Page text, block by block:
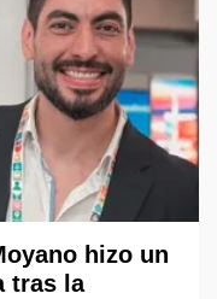
hizo un
tras la